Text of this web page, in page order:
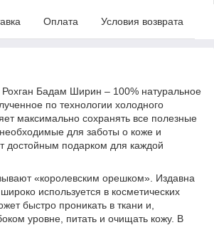
Оплата Условия возврата
Бадам Ширин – 100% натуральное
по технологии холодного
максимально сохранять все полезные
для заботы о коже и
достойным подарком для каждой
«королевским орешком». Издавна
используется в косметических
быстро проникать в ткани и,
уровне, питать и очищать кожу. В